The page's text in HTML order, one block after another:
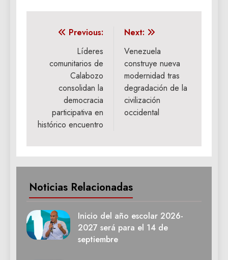
Navegación
entradas
Previous:
Líderes
comunitarios de
Calabozo
consolidan la
democracia
participativa en
histórico encuentro
Next:
Venezuela
construye nueva
modernidad tras
degradación de la
civilización
occidental
Noticias Relacionadas
Inicio del año escolar 2026-
2027 será para el 14 de
septiembre